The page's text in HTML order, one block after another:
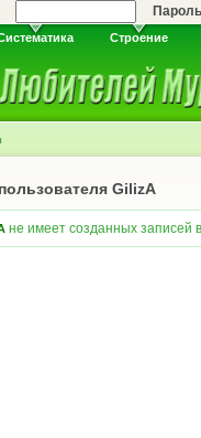
Строение
GilizA
не имеет созданных записей